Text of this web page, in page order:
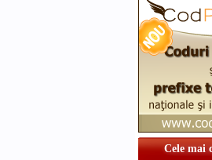
Cele mai